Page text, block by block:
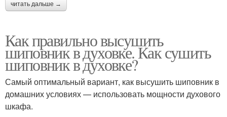
читать дальше →
Как правильно высушить
шиповник в духовке. Как сушить
шиповник в духовке?
Самый оптимальный вариант, как высушить шиповник в
домашних условиях — использовать мощности духового
шкафа.